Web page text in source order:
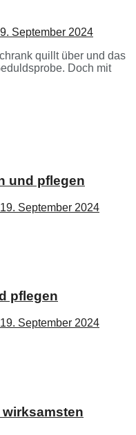
September 2024
quillt über und das
Doch mit
und pflegen
September 2024
pflegen
September 2024